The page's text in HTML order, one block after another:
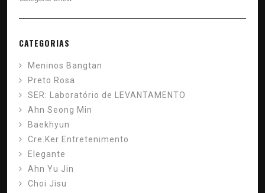
CATEGORIAS
Meninos Bangtan
Preto Rosa
SER: Laboratório de LEVANTAMENTO
Ahn Seong Min
Baekhyun
Cre.Ker Entretenimento
Elegante
Ahn Yu Jin
Choi Jisu